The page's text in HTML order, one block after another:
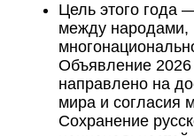
Цель этого года
между
Объявление 2026
направлено на
мира и согласия
Сохранение